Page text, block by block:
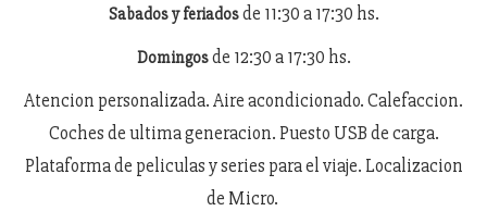
Sabados y feriadosde 11:30 a 17:30 hs.
Domingosde 12:30 a 17:30 hs.
Atencion personalizada. Aire acondicionado. Calefaccion.
Coches de ultima generacion. Puesto USB de carga.
Plataforma de peliculas y series para el viaje. Localizacion
de Micro.